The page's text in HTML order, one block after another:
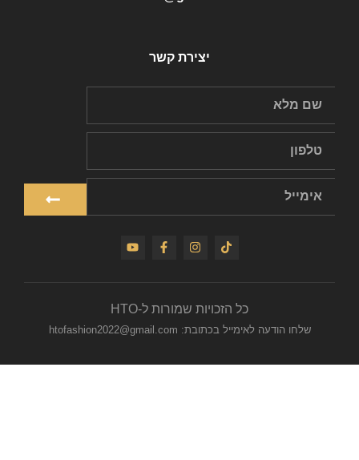
יצירת קשר
כל הזכויות שמורות ל-HTO
שלחו הודעה לאימייל בכתובת: htofashion2022@gmail.com